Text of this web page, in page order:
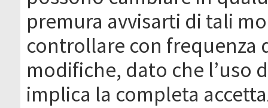
premura avvisarti di tali
controllare con frequenza
modifiche, dato che l’uso
implica la completa